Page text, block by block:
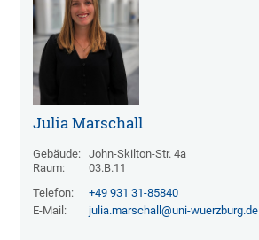
Julia Marschall
Gebäude: John-Skilton-Str. 4a
Raum:
03.B.11
Telefon:
+49 931 31-85840
E-Mail:
julia.marschall@uni-wuerzburg.de